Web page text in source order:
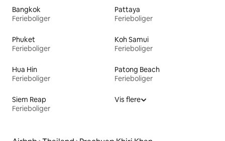
Bangkok
Ferieboliger
Pattaya
Ferieboliger
Phuket
Ferieboliger
Koh Samui
Ferieboliger
Hua Hin
Ferieboliger
Patong Beach
Ferieboliger
Siem Reap
Ferieboliger
Vis flere